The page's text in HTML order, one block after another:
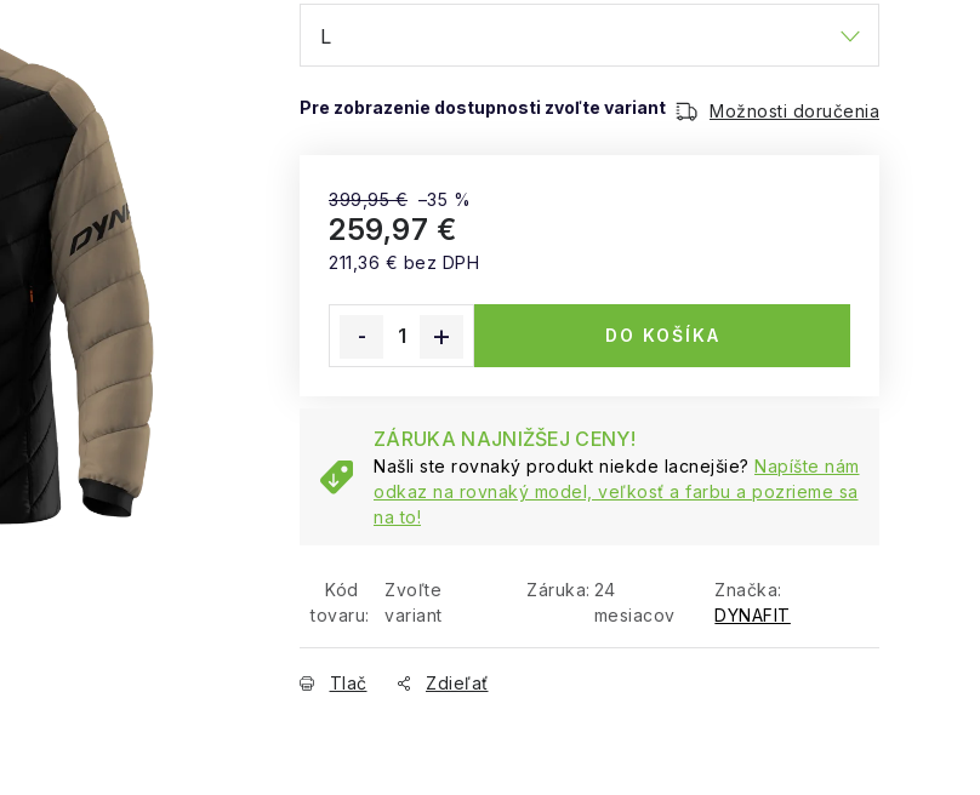
Možnosti doručenia
399,95 € –35 %
259,97 €
211,36 € bez DPH
DO KOŠÍKA
ZÁRUKA NAJNIŽŠEJ CENY!
Našli ste rovnaký produkt niekde lacnejšie? Napíšte nám
odkaz na rovnaký model, veľkosť a farbu a pozrieme sa
na to!
Kód
tovaru:
Zvoľte
variant
Záruka: 24
mesiacov
Značka:
DYNAFIT
Tlač Zdieľať